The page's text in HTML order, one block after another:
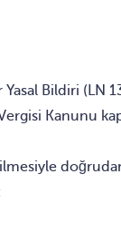
Bildiri (LN
Kanunu